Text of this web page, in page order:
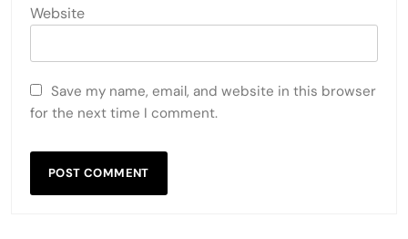
Website
Save my name, email, and website in this browser
for the next time I comment.